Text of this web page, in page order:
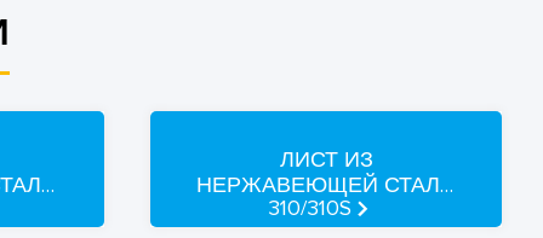
ЛИСТ ИЗ
НЕРЖАВЕЮЩЕЙ СТАЛИ
310/310S